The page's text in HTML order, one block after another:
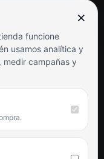
×
funcione
usamos analítica y
medir campañas y